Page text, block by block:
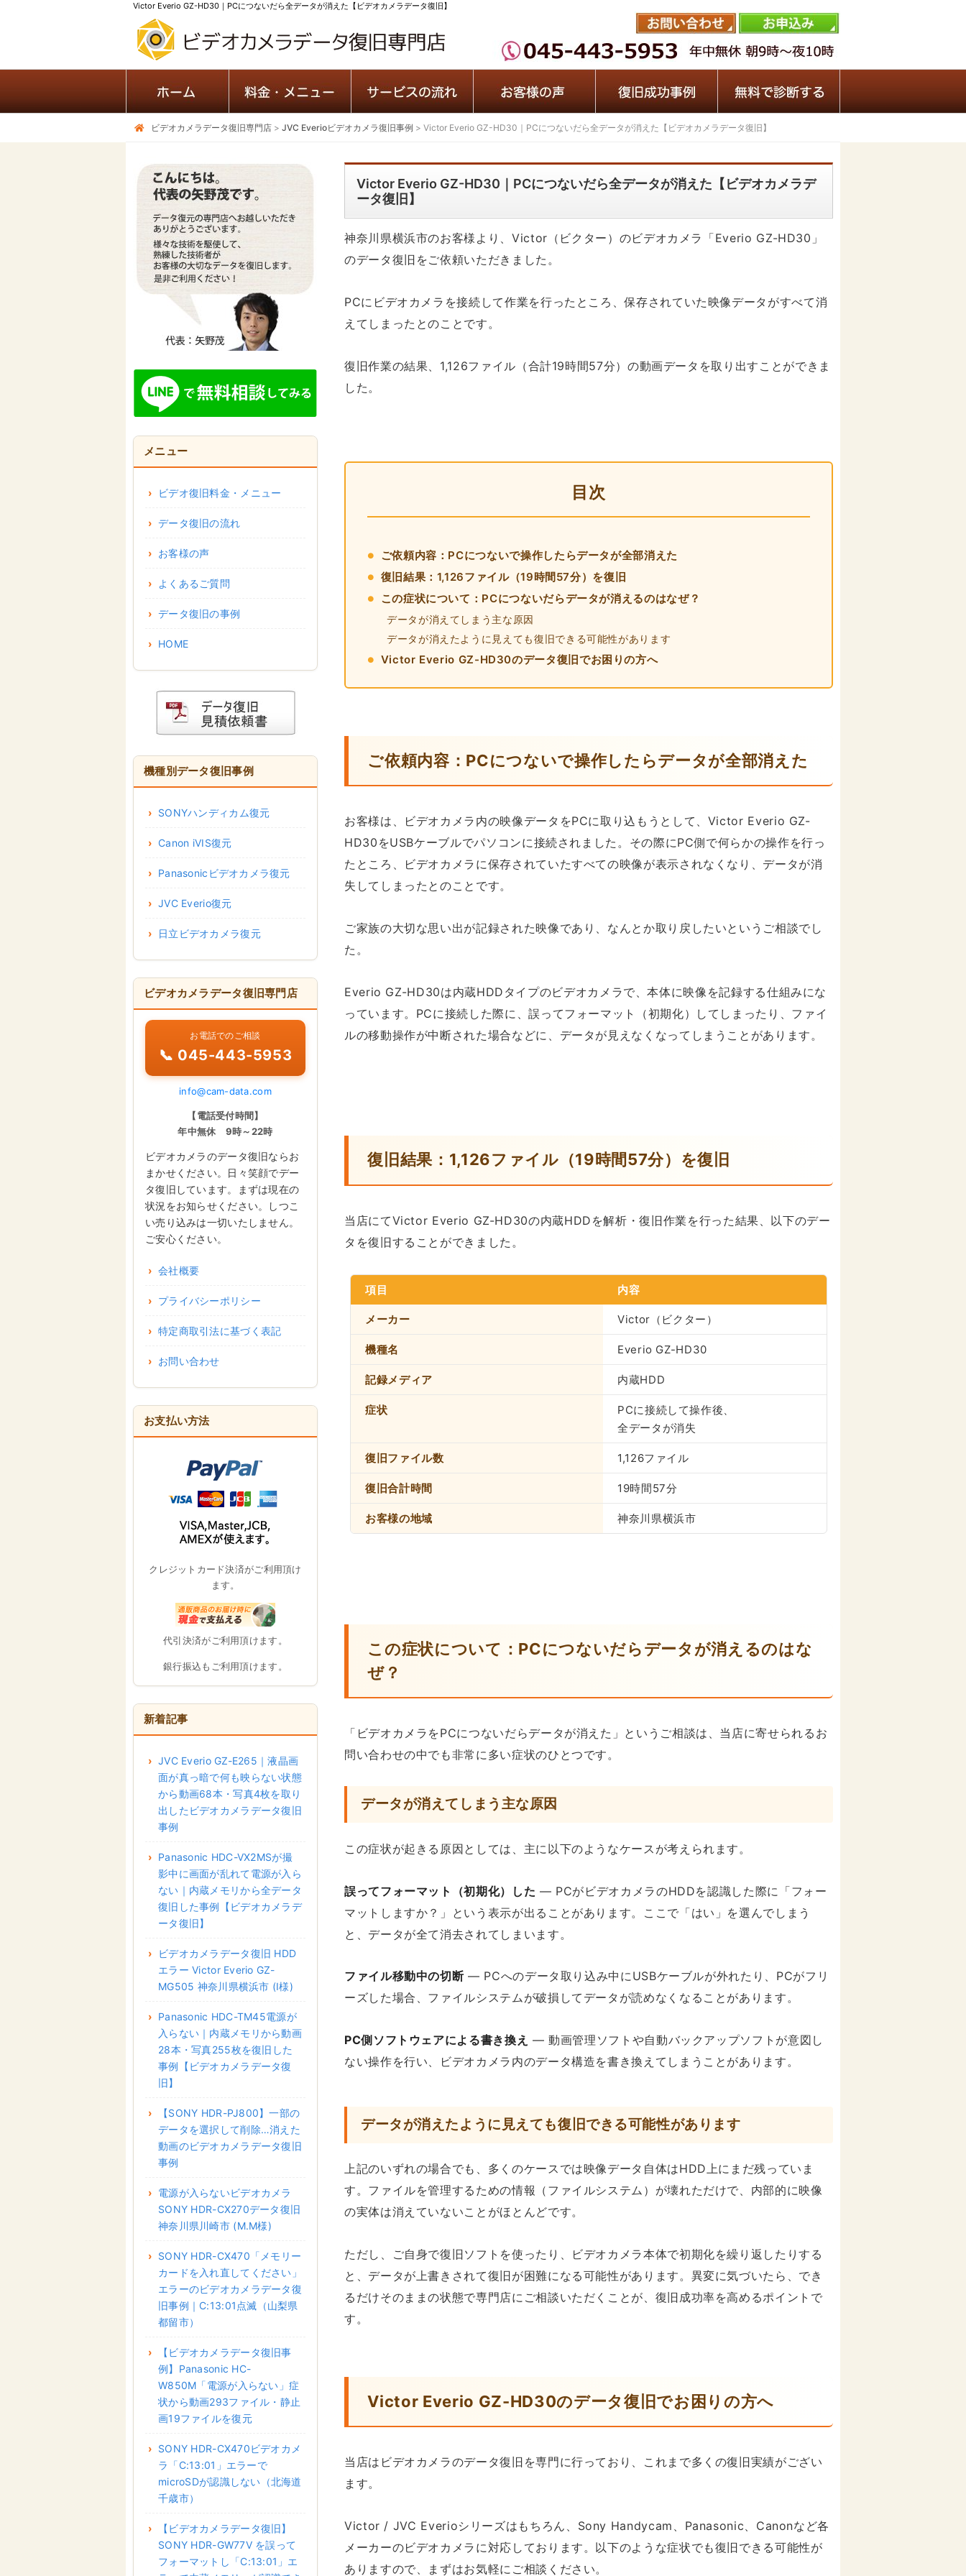
Victor Everio GZ-HD30｜PCにつないだら全データが消えた【ビデオカメラデータ復旧】
ビデオカメラデータ復旧専門店 > JVC Everioビデオカメラ復旧事例 > Victor Everio GZ-HD30｜PCにつないだら全データが消えた【ビデオカメラデータ復旧】
Victor Everio GZ-HD30｜PCにつないだら全データが消えた【ビデオカメラデ
ータ復旧】
神奈川県横浜市のお客様より、Victor（ビクター）のビデオカメラ「Everio GZ-HD30」
のデータ復旧をご依頼いただきました。
PCにビデオカメラを接続して作業を行ったところ、保存されていた映像データがすべて消
えてしまったとのことです。
復旧作業の結果、1,126ファイル（合計19時間57分）の動画データを取り出すことができま
した。
目次
ご依頼内容：PCにつないで操作したらデータが全部消えた
復旧結果：1,126ファイル（19時間57分）を復旧
この症状について：PCにつないだらデータが消えるのはなぜ？
データが消えてしまう主な原因
データが消えたように見えても復旧できる可能性があります
Victor Everio GZ-HD30のデータ復旧でお困りの方へ
ご依頼内容：PCにつないで操作したらデータが全部消えた
お客様は、ビデオカメラ内の映像データをPCに取り込もうとして、Victor Everio GZ-
HD30をUSBケーブルでパソコンに接続されました。その際にPC側で何らかの操作を行っ
たところ、ビデオカメラに保存されていたすべての映像が表示されなくなり、データが消
失してしまったとのことです。
ご家族の大切な思い出が記録された映像であり、なんとか取り戻したいというご相談でし
た。
Everio GZ-HD30は内蔵HDDタイプのビデオカメラで、本体に映像を記録する仕組みにな
っています。PCに接続した際に、誤ってフォーマット（初期化）してしまったり、ファイ
ルの移動操作が中断された場合などに、データが見えなくなってしまうことがあります。
復旧結果：1,126ファイル（19時間57分）を復旧
当店にてVictor Everio GZ-HD30の内蔵HDDを解析・復旧作業を行った結果、以下のデー
タを復旧することができました。
項目 内容
メーカー Victor（ビクター）
機種名 Everio GZ-HD30
記録メディア 内蔵HDD
症状
PCに接続して操作後、
全データが消失
復旧ファイル数 1,126ファイル
復旧合計時間 19時間57分
お客様の地域 神奈川県横浜市
この症状について：PCにつないだらデータが消えるのはな
ぜ？
「ビデオカメラをPCにつないだらデータが消えた」というご相談は、当店に寄せられるお
問い合わせの中でも非常に多い症状のひとつです。
データが消えてしまう主な原因
この症状が起きる原因としては、主に以下のようなケースが考えられます。
誤ってフォーマット（初期化）した — PCがビデオカメラのHDDを認識した際に「フォー
マットしますか？」という表示が出ることがあります。ここで「はい」を選んでしまう
と、データが全て消去されてしまいます。
ファイル移動中の切断— PCへのデータ取り込み中にUSBケーブルが外れたり、PCがフリ
ーズした場合、ファイルシステムが破損してデータが読めなくなることがあります。
PC側ソフトウェアによる書き換え — 動画管理ソフトや自動バックアップソフトが意図し
ない操作を行い、ビデオカメラ内のデータ構造を書き換えてしまうことがあります。
データが消えたように見えても復旧できる可能性があります
上記のいずれの場合でも、多くのケースでは映像データ自体はHDD上にまだ残っていま
す。ファイルを管理するための情報（ファイルシステム）が壊れただけで、内部的に映像
の実体は消えていないことがほとんどです。
ただし、ご自身で復旧ソフトを使ったり、ビデオカメラ本体で初期化を繰り返したりする
と、データが上書きされて復旧が困難になる可能性があります。異変に気づいたら、でき
るだけそのままの状態で専門店にご相談いただくことが、復旧成功率を高めるポイントで
す。
Victor Everio GZ-HD30のデータ復旧でお困りの方へ
当店はビデオカメラのデータ復旧を専門に行っており、これまで多くの復旧実績がござい
ます。
Victor / JVC Everioシリーズはもちろん、Sony Handycam、Panasonic、Canonなど各
メーカーのビデオカメラに対応しております。以下のような症状でも復旧できる可能性が
ありますので、まずはお気軽にご相談ください。
メニュー
ビデオ復旧料金・メニュー
データ復旧の流れ
お客様の声
よくあるご質問
データ復旧の事例
HOME
機種別データ復旧事例
SONYハンディカム復元
Canon iVIS復元
Panasonicビデオカメラ復元
JVC Everio復元
日立ビデオカメラ復元
ビデオカメラデータ復旧専門店
お電話でのご相談
📞 045-443-5953
info@cam-data.com
【電話受付時間】
年中無休 9時～22時
ビデオカメラのデータ復旧ならお
まかせください。日々笑顔でデー
タ復旧しています。まずは現在の
状況をお知らせください。しつこ
い売り込みは一切いたしません。
ご安心ください。
会社概要
プライバシーポリシー
特定商取引法に基づく表記
お問い合わせ
お支払い方法
クレジットカード決済がご利用頂け
ます。
代引決済がご利用頂けます。
銀行振込もご利用頂けます。
新着記事
JVC Everio GZ-E265｜液晶画
面が真っ暗で何も映らない状態
から動画68本・写真4枚を取り
出したビデオカメラデータ復旧
事例
Panasonic HDC-VX2MSが撮
影中に画面が乱れて電源が入ら
ない｜内蔵メモリから全データ
復旧した事例【ビデオカメラデ
ータ復旧】
ビデオカメラデータ復旧 HDD
エラー Victor Everio GZ-
MG505 神奈川県横浜市 (I様)
Panasonic HDC-TM45電源が
入らない｜内蔵メモリから動画
28本・写真255枚を復旧した
事例【ビデオカメラデータ復
旧】
【SONY HDR-PJ800】一部の
データを選択して削除…消えた
動画のビデオカメラデータ復旧
事例
電源が入らないビデオカメラ
SONY HDR-CX270データ復旧
神奈川県川崎市 (M.M様)
SONY HDR-CX470「メモリー
カードを入れ直してください」
エラーのビデオカメラデータ復
旧事例｜C:13:01点滅（山梨県
都留市）
【ビデオカメラデータ復旧事
例】Panasonic HC-
W850M「電源が入らない」症
状から動画293ファイル・静止
画19ファイルを復元
SONY HDR-CX470ビデオカメ
ラ「C:13:01」エラーで
microSDが認識しない（北海道
千歳市）
【ビデオカメラデータ復旧】
SONY HDR-GW77V を誤って
フォーマットし「C:13:01」エ